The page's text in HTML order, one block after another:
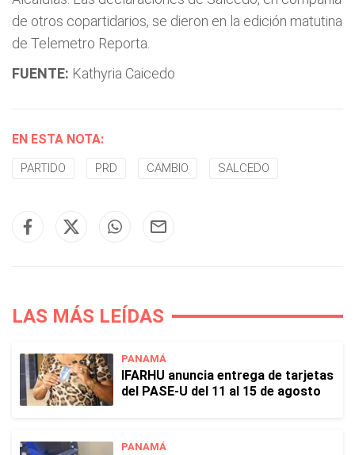
de otros copartidarios, se dieron en la edición matutina
de Telemetro Reporta.
FUENTE: Kathyria Caicedo
EN ESTA NOTA:
PARTIDO PRD CAMBIO SALCEDO
LAS MÁS LEÍDAS
PANAMÁ
IFARHU anuncia entrega de tarjetas
del PASE-U del 11 al 15 de agosto
PANAMÁ